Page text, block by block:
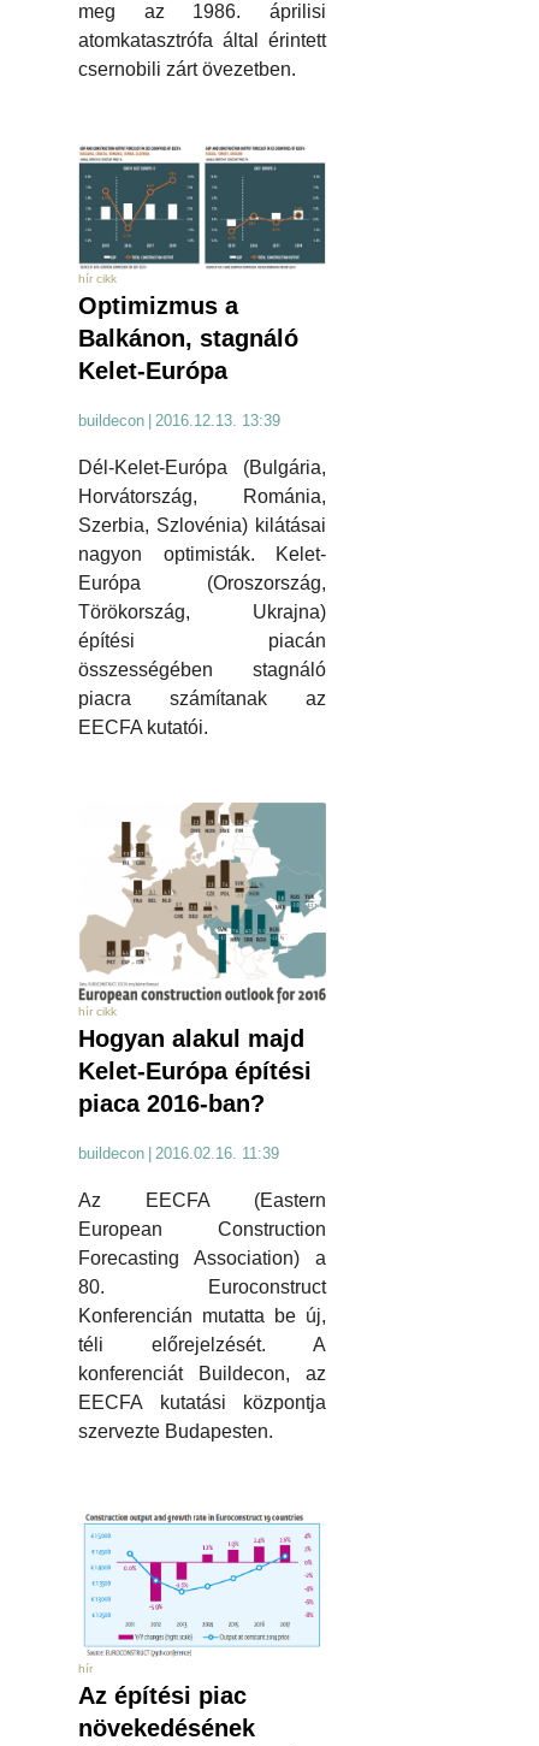
meg az 1986. áprilisi
atomkatasztrófa által érintett
csernobili zárt övezetben.
hír cikk
Optimizmus a
Balkánon, stagnáló
Kelet-Európa
buildecon 2016.12.13. 13:39
Dél-Kelet-Európa (Bulgária,
Horvátország, Románia,
Szerbia, Szlovénia) kilátásai
nagyon optimisták. Kelet-
Európa (Oroszország,
Törökország, Ukrajna)
építési piacán
összességében stagnáló
piacra számítanak az
EECFA kutatói.
hír cikk
Hogyan alakul majd
Kelet-Európa építési
piaca 2016-ban?
buildecon 2016.02.16. 11:39
Az EECFA (Eastern
European Construction
Forecasting Association) a
80. Euroconstruct
Konferencián mutatta be új,
téli előrejelzését. A
konferenciát Buildecon, az
EECFA kutatási központja
szervezte Budapesten.
hír
Az építési piac
növekedésének